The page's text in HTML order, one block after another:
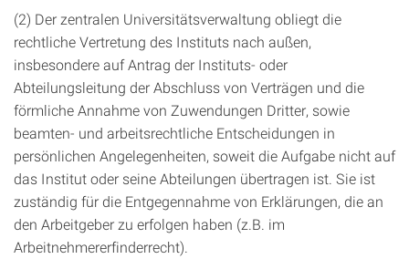
(2) Der zentralen Universitätsverwaltung obliegt die
rechtliche Vertretung des Instituts nach außen,
insbesondere auf Antrag der Instituts- oder
Abteilungsleitung der Abschluss von Verträgen und die
förmliche Annahme von Zuwendungen Dritter, sowie
beamten- und arbeitsrechtliche Entscheidungen in
persönlichen Angelegenheiten, soweit die Aufgabe nicht auf
das Institut oder seine Abteilungen übertragen ist. Sie ist
zuständig für die Entgegennahme von Erklärungen, die an
den Arbeitgeber zu erfolgen haben (z.B. im
Arbeitnehmererfinderrecht).